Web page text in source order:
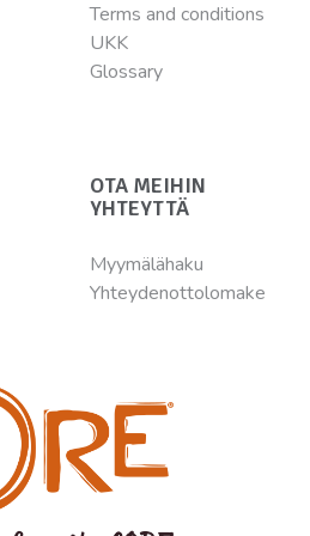
Terms and conditions
UKK
Glossary
OTA MEIHIN
YHTEYTTÄ
Myymälähaku
Yhteydenottolomake